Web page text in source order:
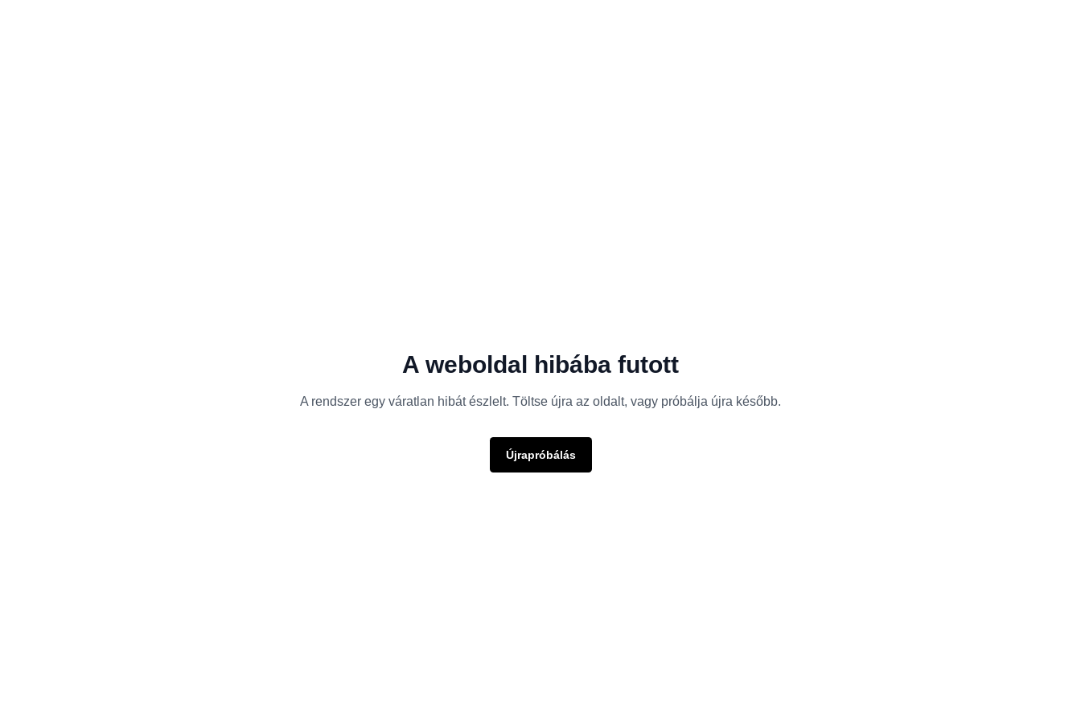
A weboldal hibába futott
A rendszer egy váratlan hibát észlelt. Töltse újra az oldalt, vagy próbálja újra később.
Újrapróbálás